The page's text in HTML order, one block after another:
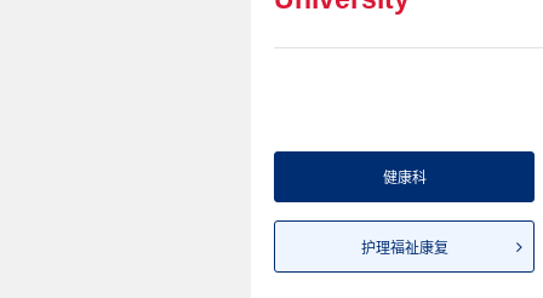
健康科
护理福祉康复